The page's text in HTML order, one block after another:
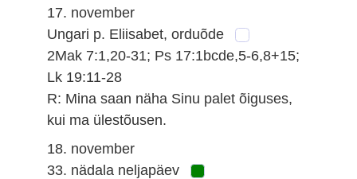
17. november
Ungari p. Eliisabet, orduõde
2Mak 7:1,20-31; Ps 17:1bcde,5-6,8+15;
Lk 19:11-28
R: Mina saan näha Sinu palet õiguses,
kui ma ülestõusen.
18. november
33. nädala neljapäev